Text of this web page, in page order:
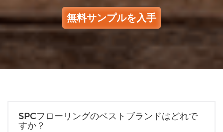
無料サンプルを入手
SPCフローリングのベストブランドはどれで
すか？